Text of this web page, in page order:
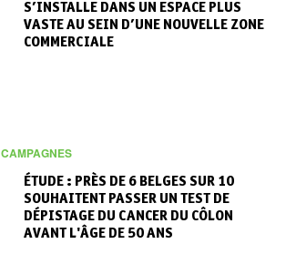
S’INSTALLE DANS UN ESPACE PLUS
VASTE AU SEIN D’UNE NOUVELLE ZONE
COMMERCIALE
CAMPAGNES
ÉTUDE : PRÈS DE 6 BELGES SUR 10
SOUHAITENT PASSER UN TEST DE
DÉPISTAGE DU CANCER DU CÔLON
AVANT L'ÂGE DE 50 ANS